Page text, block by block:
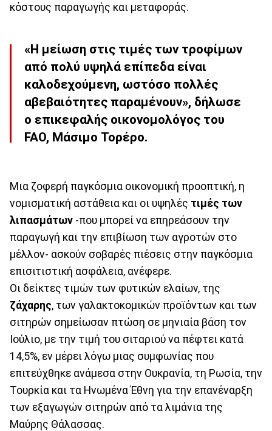
κόστους παραγωγής και μεταφοράς.
«Η μείωση στις τιμές των τροφίμων
από πολύ υψηλά επίπεδα είναι
καλοδεχούμενη, ωστόσο πολλές
αβεβαιότητες παραμένουν», δήλωσε
ο επικεφαλής οικονομολόγος του
FAO, Μάσιμο Τορέρο.
Μια ζοφερή παγκόσμια οικονομική προοπτική, η
νομισματική αστάθεια και οι υψηλές τιμές των
λιπασμάτων -που μπορεί να επηρεάσουν την
παραγωγή και την επιβίωση των αγροτών στο
μέλλον- ασκούν σοβαρές πιέσεις στην παγκόσμια
επισιτιστική ασφάλεια, ανέφερε.
Οι δείκτες τιμών των φυτικών ελαίων, της
ζάχαρης, των γαλακτοκομικών προϊόντων και των
σιτηρών σημείωσαν πτώση σε μηνιαία βάση τον
Ιούλιο, με την τιμή του σιταριού να πέφτει κατά
14,5%, εν μέρει λόγω μιας συμφωνίας που
επιτεύχθηκε ανάμεσα στην Ουκρανία, τη Ρωσία, την
Τουρκία και τα Ηνωμένα Έθνη για την επανέναρξη
των εξαγωγών σιτηρών από τα λιμάνια της
Μαύρης Θάλασσας.